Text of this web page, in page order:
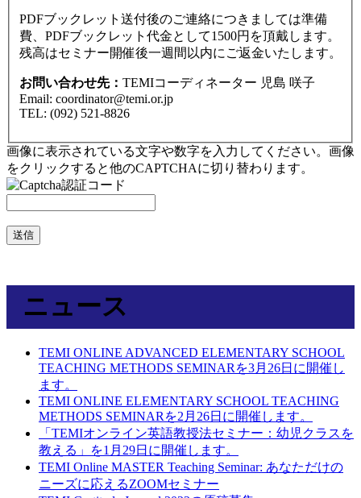
PDFブックレット送付後のご連絡につきましては準備
費、PDFブックレット代金として1500円を頂戴します。
残高はセミナー開催後一週間以内にご返金いたします。
お問い合わせ先： TEMIコーディネーター 児島 咲子
Email: coordinator@temi.or.jp
TEL: (092) 521-8826
画像に表示されている文字や数字を入力してください。画像
をクリックすると他のCAPTCHAに切り替わります。
送信
ニュース
TEMI ONLINE ADVANCED ELEMENTARY SCHOOL
TEACHING METHODS SEMINARを3月26日に開催し
ます。
TEMI ONLINE ELEMENTARY SCHOOL TEACHING
METHODS SEMINARを2月26日に開催します。
「TEMIオンライン英語教授法セミナー：幼児クラスを
教える」を1月29日に開催します。
TEMI Online MASTER Teaching Seminar: あなただけの
ニーズに応えるZOOMセミナー